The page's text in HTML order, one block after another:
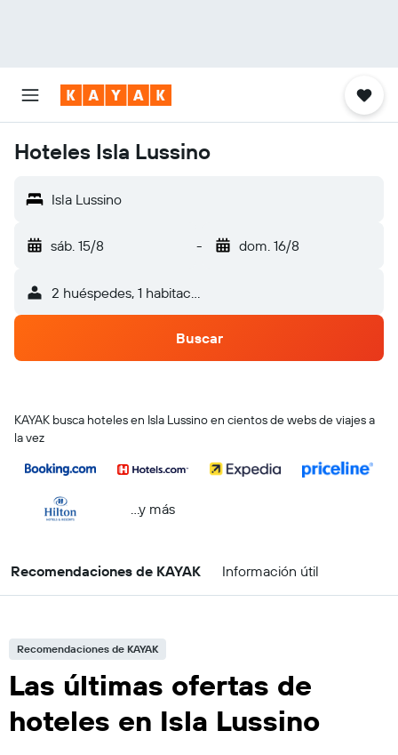
Hoteles Isla Lussino
Isla Lussino
sáb. 15/8 - dom. 16/8
2 huéspedes, 1 habitación
Buscar
KAYAK busca hoteles en Isla Lussino en cientos de webs de viajes a
la vez
...y más
Recomendaciones de KAYAK Información útil
Recomendaciones de KAYAK
Las últimas ofertas de
hoteles en Isla Lussino